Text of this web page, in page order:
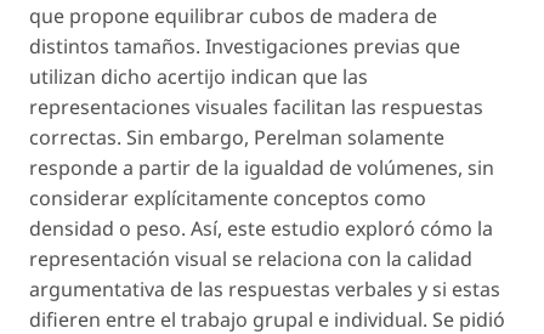
que propone equilibrar cubos de madera de
distintos tamaños. Investigaciones previas que
utilizan dicho acertijo indican que las
representaciones visuales facilitan las respuestas
correctas. Sin embargo, Perelman solamente
responde a partir de la igualdad de volúmenes, sin
considerar explícitamente conceptos como
densidad o peso. Así, este estudio exploró cómo la
representación visual se relaciona con la calidad
argumentativa de las respuestas verbales y si estas
difieren entre el trabajo grupal e individual. Se pidió